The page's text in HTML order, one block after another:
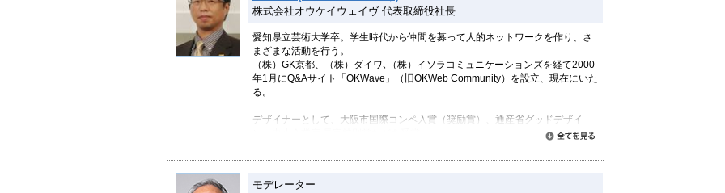
株式会社オウケイウェイヴ 代表取締役社長
愛知県立芸術大学卒。学生時代から仲間を募って人的ネットワークを作り、さ
まざまな活動を行う。
（株）GK京都、（株）ダイワ､（株）イソラコミュニケーションズを経て2000
年1月にQ&Aサイト「OKWave」（旧OKWeb Community）を設立、現在にいた
る。
デザイナーとして、大阪市国際コンペ入賞（奨励賞）、通産省グッドデザイ
主な著書：『グーグルを超える日』（ソフトバンク クリエイティブ）他
モデレーター